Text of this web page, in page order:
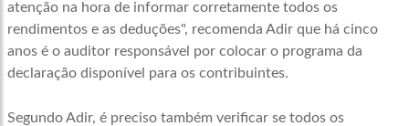
atenção na hora de informar corretamente todos os
rendimentos e as deduções", recomenda Adir que há cinco
anos é o auditor responsável por colocar o programa da
declaração disponível para os contribuintes.
Segundo Adir, é preciso também verificar se todos os